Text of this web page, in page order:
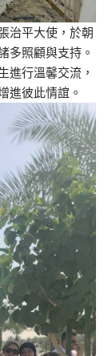
治平大使，於朝
多照顧與支持。
進行溫馨交流，
進彼此情誼。